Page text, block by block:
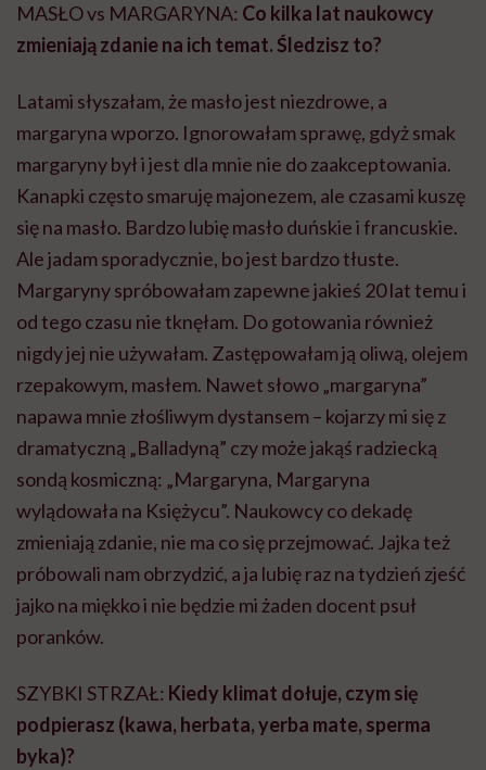
MASŁO vs MARGARYNA: Co kilka lat naukowcy
zmieniają zdanie na ich temat. Śledzisz to?
Latami słyszałam, że masło jest niezdrowe, a
margaryna wporzo. Ignorowałam sprawę, gdyż smak
margaryny był i jest dla mnie nie do zaakceptowania.
Kanapki często smaruję majonezem, ale czasami kuszę
się na masło. Bardzo lubię masło duńskie i francuskie.
Ale jadam sporadycznie, bo jest bardzo tłuste.
Margaryny spróbowałam zapewne jakieś 20 lat temu i
od tego czasu nie tknęłam. Do gotowania również
nigdy jej nie używałam. Zastępowałam ją oliwą, olejem
rzepakowym, masłem. Nawet słowo „margaryna”
napawa mnie złośliwym dystansem – kojarzy mi się z
dramatyczną „Balladyną” czy może jakąś radziecką
sondą kosmiczną: „Margaryna, Margaryna
wylądowała na Księżycu”. Naukowcy co dekadę
zmieniają zdanie, nie ma co się przejmować. Jajka też
próbowali nam obrzydzić, a ja lubię raz na tydzień zjeść
jajko na miękko i nie będzie mi żaden docent psuł
poranków.
SZYBKI STRZAŁ: Kiedy klimat dołuje, czym się
podpierasz (kawa, herbata, yerba mate, sperma
byka)?